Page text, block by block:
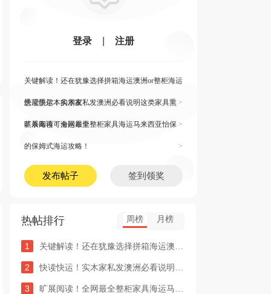
登录 注册
关键解读！还在犹豫选择拼箱海运澳洲or整柜海运
悉尼墨尔本的朋友 >
快读快运！实木家私发澳洲必看说明这类家具熏
蒸杀毒再可海运布里 >
旷展阅读！全网最全整柜家具海运马来西亚怡保
的保姆式海运攻略！ >
发布帖子 签到领奖
热帖排行 周榜 月榜
1 关键解读！还在犹豫选择拼箱海运澳洲or整柜海运悉尼墨尔本的朋友
2 快读快运！实木家私发澳洲必看说明这类家具熏蒸杀毒再可海运布里
3 旷展阅读！全网最全整柜家具海运马来西亚怡保的保姆式海运攻略！